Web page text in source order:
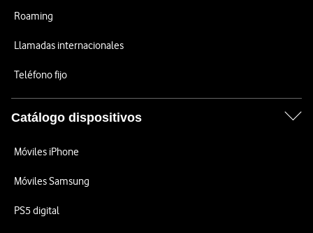
Roaming
Llamadas internacionales
Teléfono fijo
Catálogo dispositivos
Móviles iPhone
Móviles Samsung
PS5 digital